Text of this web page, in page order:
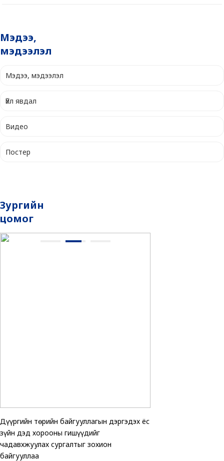
Мэдээ,
мэдээлэл
Мэдээ, мэдээлэл
Үйл явдал
Видео
Постер
Зургийн
цомог
Дүүргийн төрийн байгууллагын дэргэдэх ёс
зүйн дэд хорооны гишүүдийг
чадавхжуулах сургалтыг зохион
байгууллаа